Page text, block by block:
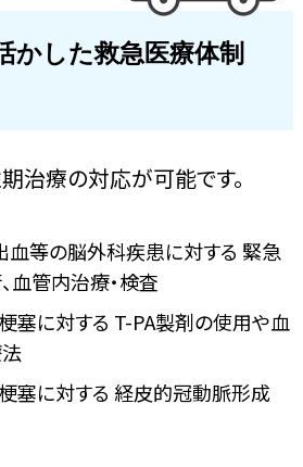
かした救急医療体制
治療の対応が可能です。
血等の脳外科疾患に対する 緊急
血管内治療・検査
塞に対する T-PA製剤の使用や血
塞に対する 経皮的冠動脈形成